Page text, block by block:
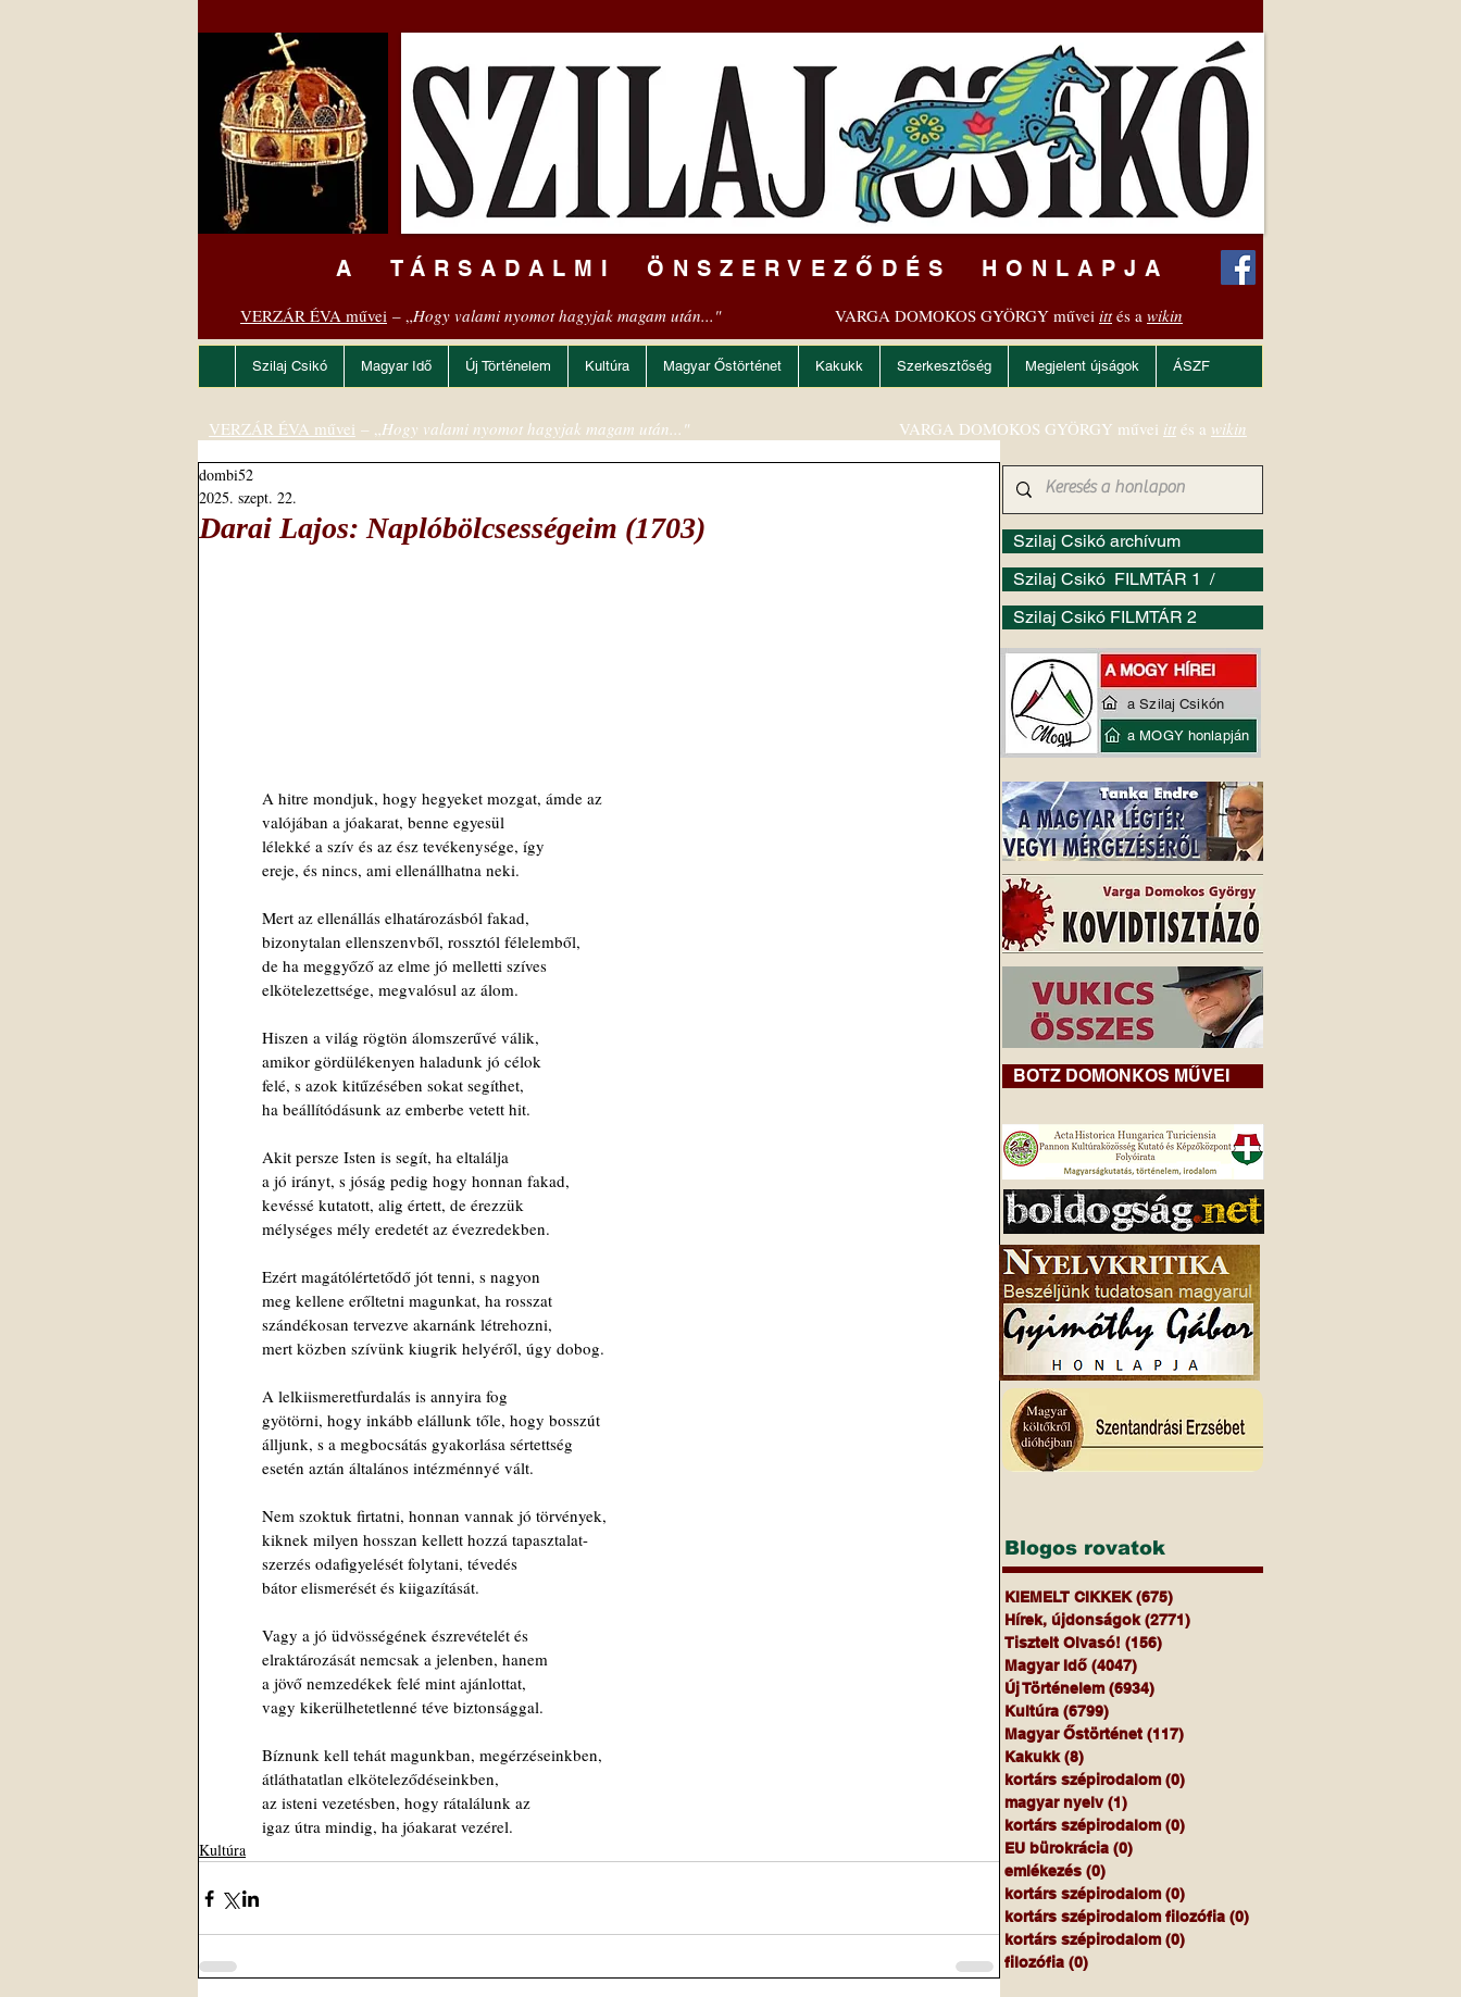
A TÁRSADALMI ÖNSZERVEZŐDÉS HONLAPJA
VERZÁR ÉVA művei – „Hogy valami nyomot hagyjak magam után..." VARGA DOMOKOS GYÖRGY művei ittés a wikin
Szilaj Csikó Magyar Idő Új Történelem Kultúra Magyar Őstörténet Kakukk Szerkesztőség Megjelent újságok ÁSZF
Darai Lajos: Naplóbölcsességeim (1703)
dombi52
2025. szept. 22.
A hitre mondjuk, hogy hegyeket mozgat, ámde az
valójában a jóakarat, benne egyesül
lélekké a szív és az ész tevékenysége, így
ereje, és nincs, ami ellenállhatna neki.
Mert az ellenállás elhatározásból fakad,
bizonytalan ellenszenvből, rossztól félelemből,
de ha meggyőző az elme jó melletti szíves
elkötelezettsége, megvalósul az álom.
Hiszen a világ rögtön álomszerűvé válik,
amikor gördülékenyen haladunk jó célok
felé, s azok kitűzésében sokat segíthet,
ha beállítódásunk az emberbe vetett hit.
Akit persze Isten is segít, ha eltalálja
a jó irányt, s jóság pedig hogy honnan fakad,
kevéssé kutatott, alig értett, de érezzük
mélységes mély eredetét az évezredekben.
Ezért magátólértetődő jót tenni, s nagyon
meg kellene erőltetni magunkat, ha rosszat
szándékosan tervezve akarnánk létrehozni,
mert közben szívünk kiugrik helyéről, úgy dobog.
A lelkiismeretfurdalás is annyira fog
gyötörni, hogy inkább elállunk tőle, hogy bosszút
álljunk, s a megbocsátás gyakorlása sértettség
esetén aztán általános intézménnyé vált.
Nem szoktuk firtatni, honnan vannak jó törvények,
kiknek milyen hosszan kellett hozzá tapasztalat-
szerzés odafigyelését folytani, tévedés
bátor elismerését és kiigazítását.
Vagy a jó üdvösségének észrevételét és
elraktározását nemcsak a jelenben, hanem
a jövő nemzedékek felé mint ajánlottat,
vagy kikerülhetetlenné téve biztonsággal.
Bíznunk kell tehát magunkban, megérzéseinkben,
átláthatatlan elköteleződéseinkben,
az isteni vezetésben, hogy rátalálunk az
igaz útra mindig, ha jóakarat vezérel.
Kultúra
Szilaj Csikó archívum
Szilaj Csikó FILMTÁR 1 /
Szilaj Csikó FILMTÁR 2
VERZÁR ÉVA művei – „Hogy valami nyomot hagyjak magam után..." VARGA DOMOKOS GYÖRGY művei itt és a wikin
BOTZ DOMONKOS MŰVEI
Blogos rovatok
KIEMELT CIKKEK (675)
Hírek, újdonságok (2771)
Tisztelt Olvasó! (156)
Magyar Idő (4047)
Új Történelem (6934)
Kultúra (6799)
Magyar Őstörténet (117)
Kakukk (8)
kortárs szépirodalom (0)
magyar nyelv (1)
kortárs szépirodalom (0)
EU bürokrácia (0)
emlékezés (0)
kortárs szépirodalom (0)
kortárs szépirodalom filozófia (0)
kortárs szépirodalom (0)
filozófia (0)
a Szilaj Csikón
a MOGY honlapján